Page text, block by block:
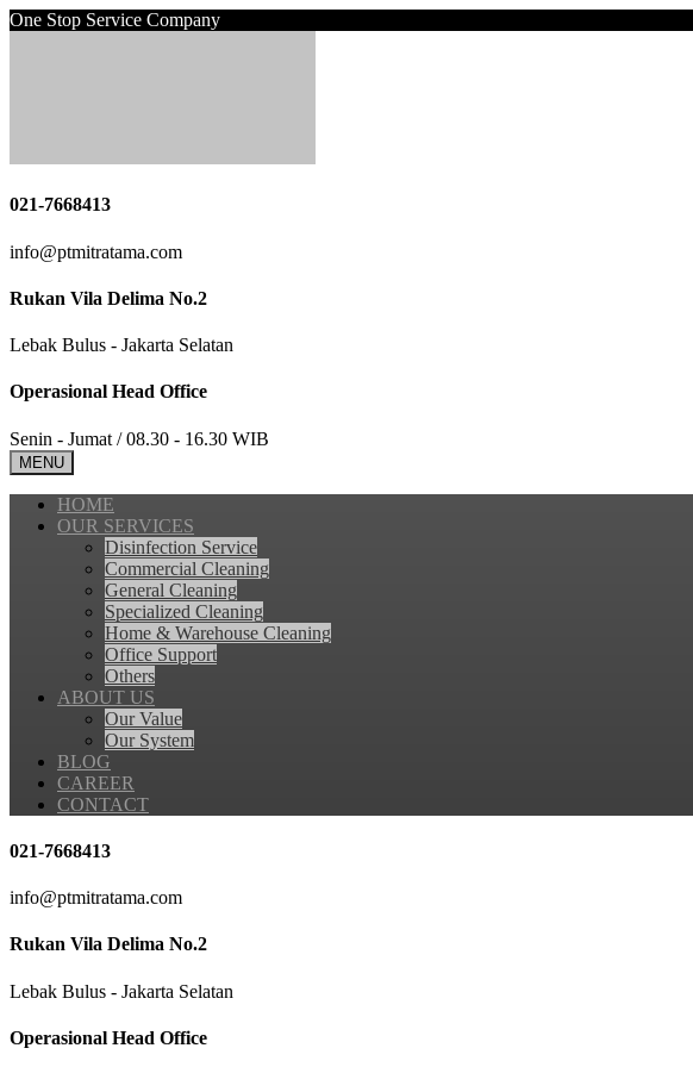
One Stop Service Company
021-7668413
info@ptmitratama.com
Rukan Vila Delima No.2
Lebak Bulus - Jakarta Selatan
Operasional Head Office
Senin - Jumat / 08.30 - 16.30 WIB
MENU
HOME
OUR SERVICES
Disinfection Service
Commercial Cleaning
General Cleaning
Specialized Cleaning
Home & Warehouse Cleaning
Office Support
Others
ABOUT US
Our Value
Our System
BLOG
CAREER
CONTACT
021-7668413
info@ptmitratama.com
Rukan Vila Delima No.2
Lebak Bulus - Jakarta Selatan
Operasional Head Office